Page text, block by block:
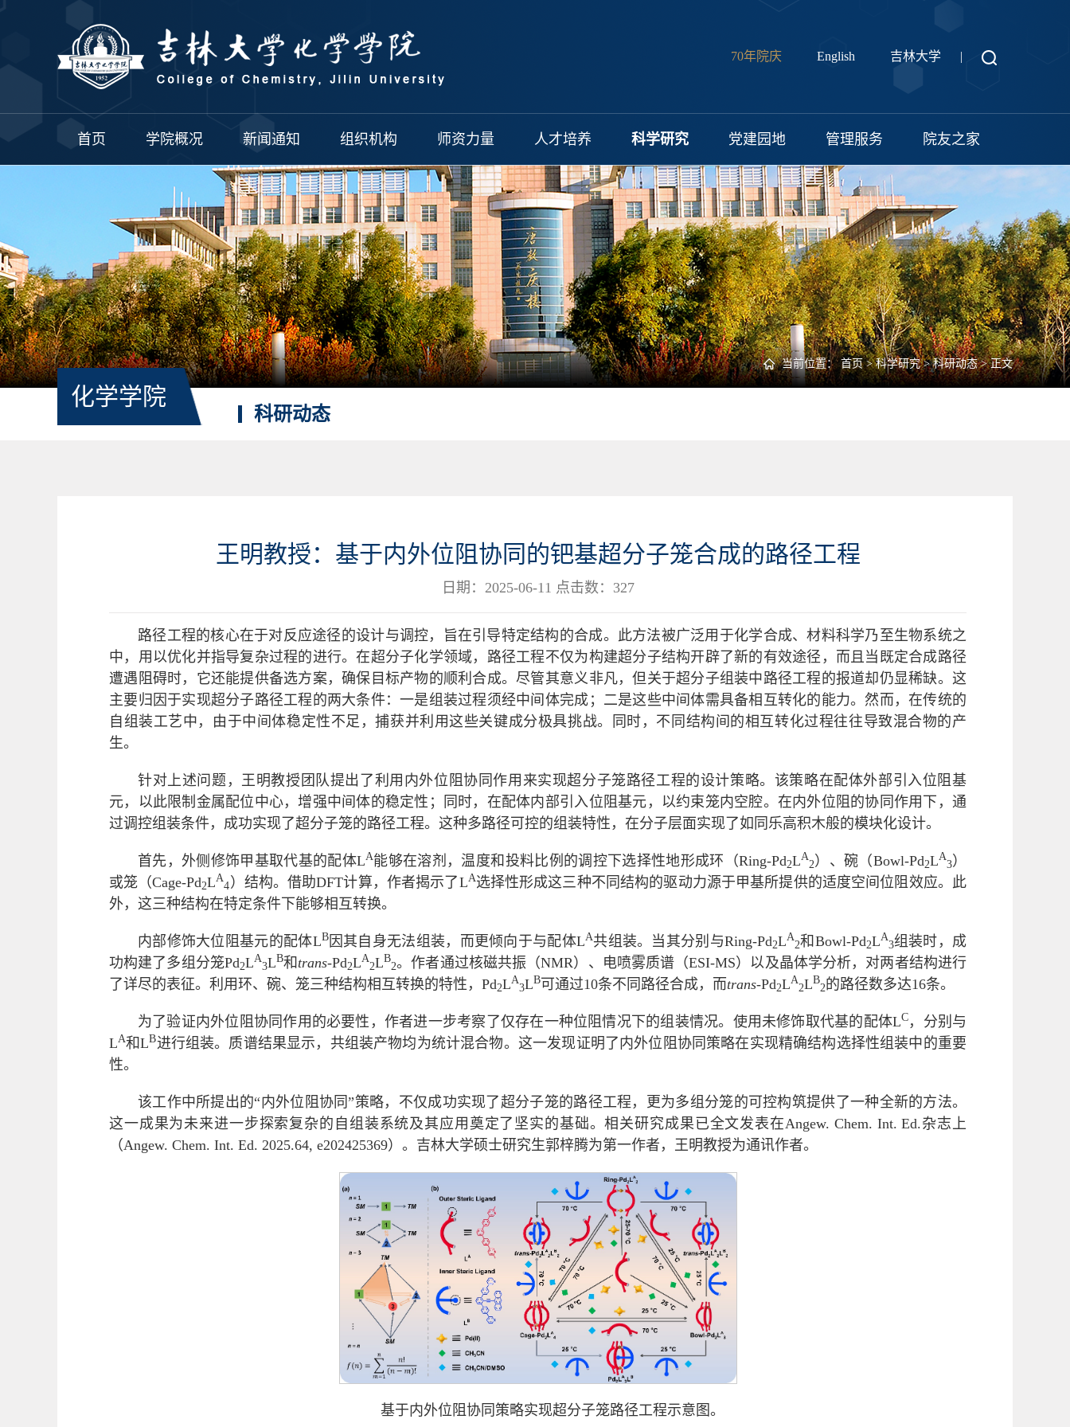
70年院庆 English 吉林大学 |
首页 学院概况 新闻通知 组织机构 师资力量 人才培养 科学研究 党建园地 管理服务 院友之家
当前位置：首页>科学研究>科研动态> 正文
化学学院
科研动态
王明教授：基于内外位阻协同的钯基超分子笼合成的路径工程
日期：2025-06-11 点击数： 327
路径工程的核心在于对反应途径的设计与调控，旨在引导特定结构的合成。此方法被广泛用于化学合成、材料科学乃至生物系统之
中，用以优化并指导复杂过程的进行。在超分子化学领域，路径工程不仅为构建超分子结构开辟了新的有效途径，而且当既定合成路径
遭遇阻碍时，它还能提供备选方案，确保目标产物的顺利合成。尽管其意义非凡，但关于超分子组装中路径工程的报道却仍显稀缺。这
主要归因于实现超分子路径工程的两大条件：一是组装过程须经中间体完成；二是这些中间体需具备相互转化的能力。然而，在传统的
自组装工艺中，由于中间体稳定性不足，捕获并利用这些关键成分极具挑战。同时，不同结构间的相互转化过程往往导致混合物的产
生。
针对上述问题，王明教授团队提出了利用内外位阻协同作用来实现超分子笼路径工程的设计策略。该策略在配体外部引入位阻基
元，以此限制金属配位中心，增强中间体的稳定性；同时，在配体内部引入位阻基元，以约束笼内空腔。在内外位阻的协同作用下，通
过调控组装条件，成功实现了超分子笼的路径工程。这种多路径可控的组装特性，在分子层面实现了如同乐高积木般的模块化设计。
首先，外侧修饰甲基取代基的配体LA能够在溶剂，温度和投料比例的调控下选择性地形成环（Ring-Pd2LA
2）、碗（Bowl-Pd2LA
3）
或笼（Cage-Pd2LA
4 ）结构。借助DFT计算，作者揭示了LA选择性形成这三种不同结构的驱动力源于甲基所提供的适度空间位阻效应。此
外，这三种结构在特定条件下能够相互转换。
内部修饰大位阻基元的配体LB因其自身无法组装，而更倾向于与配体LA共组装。当其分别与Ring-Pd2LA
2和Bowl-Pd2LA
3组装时，成
功构建了多组分笼Pd2LA
3LB和 trans-Pd2LA
2LB
2。作者通过核磁共振（NMR）、电喷雾质谱（ESI-MS）以及晶体学分析，对两者结构进行
了详尽的表征。利用环、碗、笼三种结构相互转换的特性，Pd2LA
3LB可通过10条不同路径合成，而trans-Pd2LA
2LB
2的路径数多达16条。
为了验证内外位阻协同作用的必要性，作者进一步考察了仅存在一种位阻情况下的组装情况。使用未修饰取代基的配体LC ，分别与
LA和LB进行组装。质谱结果显示，共组装产物均为统计混合物。这一发现证明了内外位阻协同策略在实现精确结构选择性组装中的重要
性。
该工作中所提出的“内外位阻协同”策略，不仅成功实现了超分子笼的路径工程，更为多组分笼的可控构筑提供了一种全新的方法。
这一成果为未来进一步探索复杂的自组装系统及其应用奠定了坚实的基础。相关研究成果已全文发表在Angew. Chem. Int. Ed.杂志上
（Angew. Chem. Int. Ed. 2025.64, e202425369）。吉林大学硕士研究生郭梓腾为第一作者，王明教授为通讯作者。
基于内外位阻协同策略实现超分子笼路径工程示意图。